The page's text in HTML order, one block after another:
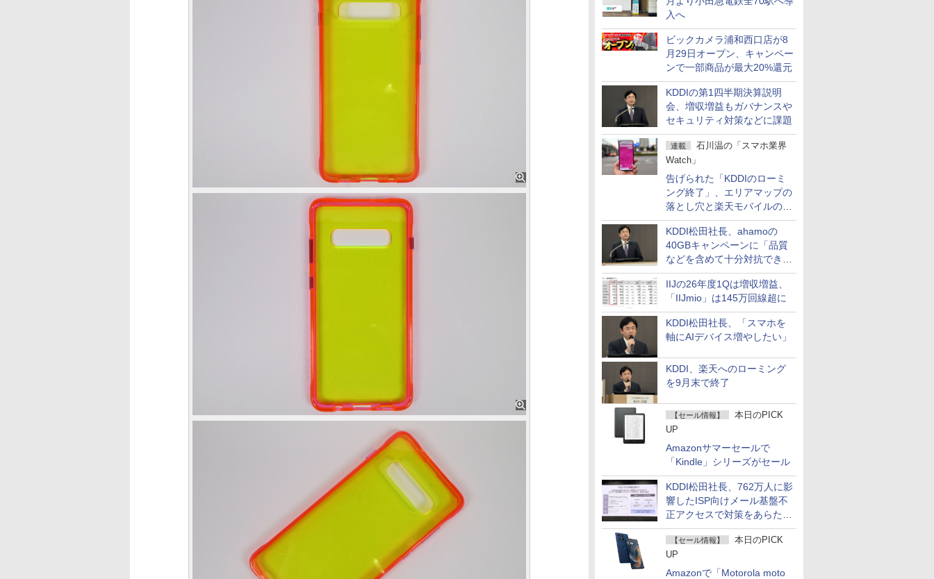
入へ
ビックカメラ浦和西口店が8
月29日オープン、キャンペー
ンで一部商品が最大20%還元
KDDIの第1四半期決算説明
会、増収増益もガバナンスや
セキュリティ対策などに課題
連載
石川温の「スマホ業界
Watch」
告げられた「KDDIのローミ
ング終了」、エリアマップの
落とし穴と楽天モバイルの課
題
KDDI松田社長、ahamoの
40GBキャンペーンに「品質
などを含めて十分対抗でき
る」
IIJの26年度1Qは増収増益、
「IIJmio」は145万回線超に
KDDI松田社長、「スマホを
軸にAIデバイス増やしたい」
KDDI、楽天へのローミング
を9月末で終了
【セール情報】
本日のPICK
UP
Amazonサマーセールで
「Kindle」シリーズがセール
KDDI松田社長、762万人に影
響したISP向けメール基盤不
正アクセスで対策をあらため
て説明
【セール情報】
本日のPICK
UP
Amazonで「Motorola moto